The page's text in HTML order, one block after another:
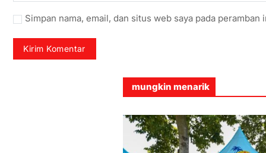
Simpan nama, email, dan situs web saya pada
mungkin menarik